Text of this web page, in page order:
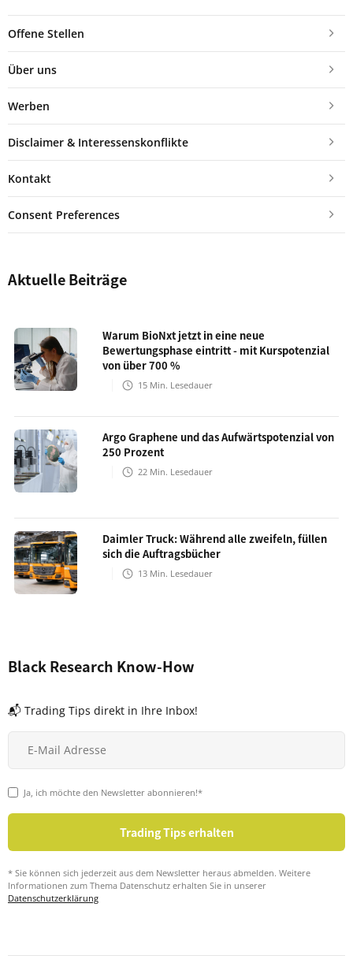
Offene Stellen
Über uns
Werben
Disclaimer & Interessenskonflikte
Kontakt
Consent Preferences
Aktuelle Beiträge
Warum BioNxt jetzt in eine neue
Bewertungsphase eintritt - mit Kurspotenzial
von über 700 %
15 Min. Lesedauer
Argo Graphene und das Aufwärtspotenzial von
250 Prozent
22 Min. Lesedauer
Daimler Truck: Während alle zweifeln, füllen
sich die Auftragsbücher
13 Min. Lesedauer
Black Research Know-How
📬 Trading Tips direkt in Ihre Inbox!
Ja, ich möchte den Newsletter abonnieren!*
* Sie können sich jederzeit aus dem Newsletter heraus abmelden. Weitere
Informationen zum Thema Datenschutz erhalten Sie in unserer
Datenschutzerklärung